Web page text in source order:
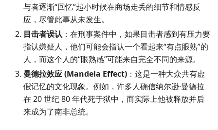
与者逐渐“回忆”起小时候在商场走丢的细节和情感反
应，尽管此事从未发生。
目击者误认 ：在刑事案件中，如果目击者感到有压力要
指认嫌疑人，他们可能会指认一个看起来“有点眼熟”的
人，而这个人的“眼熟感”可能来自完全不同的来源。
曼德拉效应 (Mandela Effect) ：这是一种大众共有虚
假记忆的文化现象。例如，许多人确信纳尔逊·曼德拉
在 20 世纪 80 年代死于狱中，而实际上他被释放并后
来成为了南非总统。